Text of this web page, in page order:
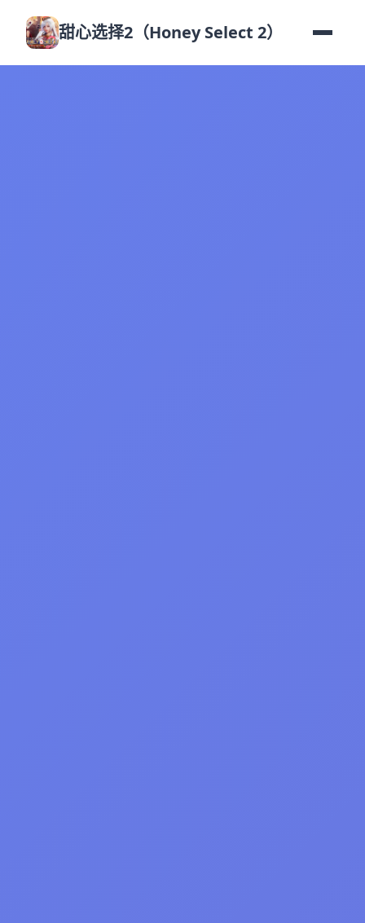
甜心选择2（Honey Select 2）